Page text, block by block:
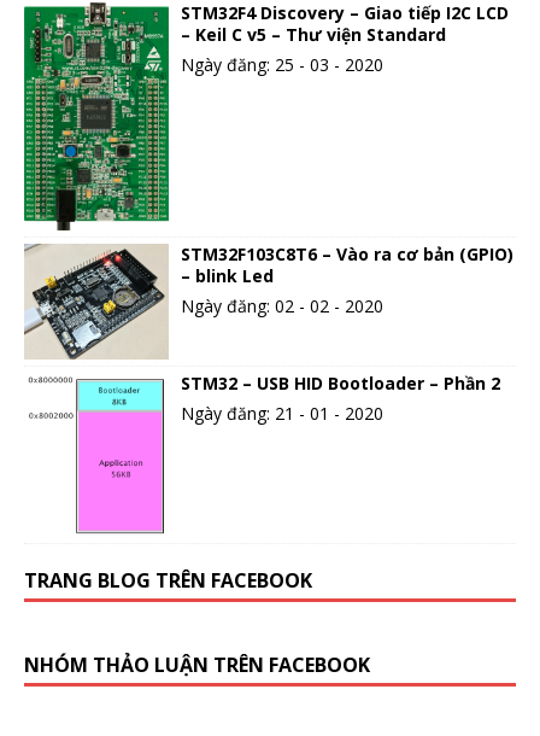
STM32F4 Discovery – Giao tiếp I2C LCD
– Keil C v5 – Thư viện Standard
Ngày đăng: 25 - 03 - 2020
STM32F103C8T6 – Vào ra cơ bản (GPIO)
– blink Led
Ngày đăng: 02 - 02 - 2020
STM32 – USB HID Bootloader – Phần 2
Ngày đăng: 21 - 01 - 2020
TRANG BLOG TRÊN FACEBOOK
NHÓM THẢO LUẬN TRÊN FACEBOOK